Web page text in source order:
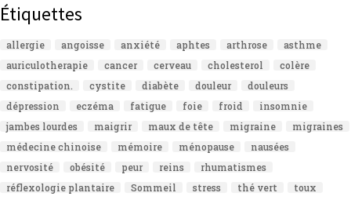
Étiquettes
allergie angoisse anxiété aphtes arthrose
asthme
auriculotherapie
cancer cerveau cholesterol
colère
constipation.
cystite diabète douleur
douleurs
dépression
eczéma fatigue foie froid
insomnie
jambes lourdes
maigrir maux de tête migraine
migraines
médecine chinoise
mémoire ménopause
nausées
nervosité
obésité peur reins
rhumatismes
réflexologie plantaire
Sommeil stress thé vert
toux